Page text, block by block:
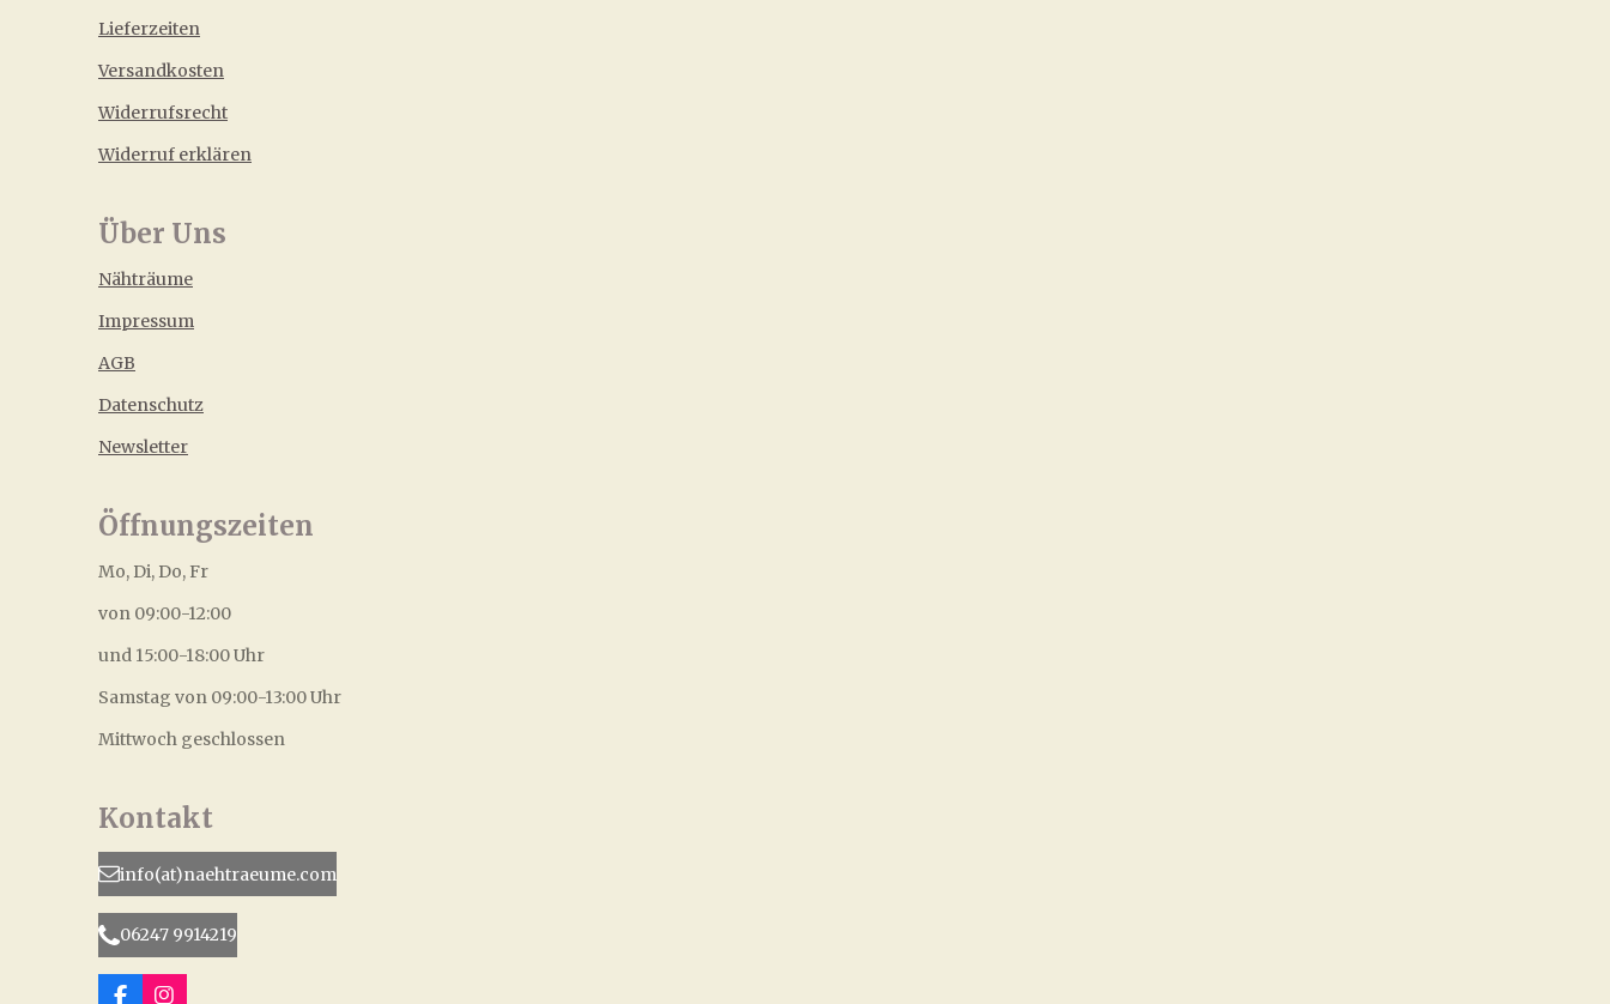
Lieferzeiten
Versandkosten
Widerrufsrecht
Widerruf erklären
Über Uns
Nähträume
Impressum
AGB
Datenschutz
Newsletter
Öffnungszeiten
Mo, Di, Do, Fr
von 09:00-12:00
und 15:00-18:00 Uhr
Samstag von 09:00-13:00 Uhr
Mittwoch geschlossen
Kontakt
info(at)naehtraeume.com
06247 9914219